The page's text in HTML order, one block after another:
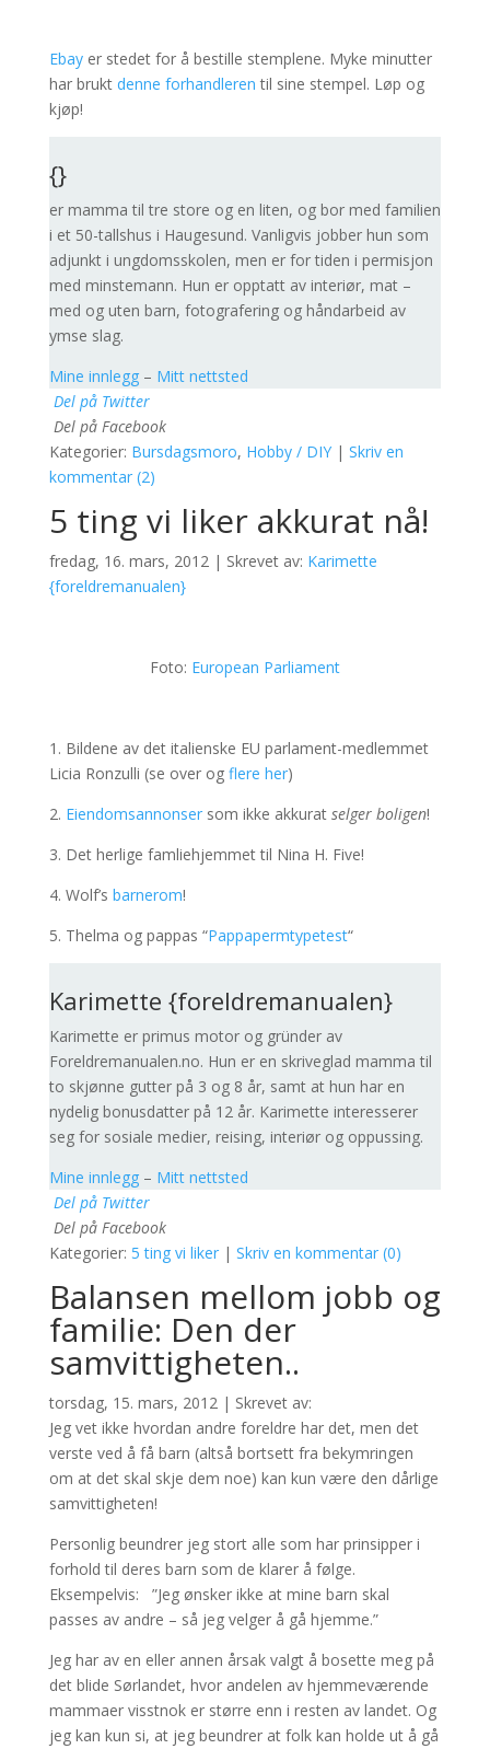
Ebayer stedet for å bestille stemplene. Myke minutter
har brukt denne forhandleren til sine stempel. Løp og
kjøp!
{}
er mamma til tre store og en liten, og bor med familien
i et 50-tallshus i Haugesund. Vanligvis jobber hun som
adjunkt i ungdomsskolen, men er for tiden i permisjon
med minstemann. Hun er opptatt av interiør, mat –
med og uten barn, fotografering og håndarbeid av
ymse slag.
Mine innlegg– Mitt nettsted
Del på Twitter
Del på Facebook
Kategorier: Bursdagsmoro, Hobby / DIY| Skriv en
kommentar (2)
5 ting vi liker akkurat nå!
fredag, 16. mars, 2012 | Skrevet av: Karimette
{foreldremanualen}
Foto: European Parliament
1. Bildene av det italienske EU parlament-medlemmet
Licia Ronzulli (se over og flere her)
2. Eiendomsannonser som ikke akkurat selger boligen!
3. Det herlige famliehjemmet til Nina H. Five!
4. Wolf’s barnerom!
5. Thelma og pappas “Pappapermtypetest“
Karimette {foreldremanualen}
Karimette er primus motor og gründer av
Foreldremanualen.no. Hun er en skriveglad mamma til
to skjønne gutter på 3 og 8 år, samt at hun har en
nydelig bonusdatter på 12 år. Karimette interesserer
seg for sosiale medier, reising, interiør og oppussing.
Mine innlegg– Mitt nettsted
Del på Twitter
Del på Facebook
Kategorier: 5 ting vi liker| Skriv en kommentar (0)
Balansen mellom jobb og
familie: Den der
samvittigheten..
torsdag, 15. mars, 2012 | Skrevet av:
Jeg vet ikke hvordan andre foreldre har det, men det
verste ved å få barn (altså bortsett fra bekymringen
om at det skal skje dem noe) kan kun være den dårlige
samvittigheten!
Personlig beundrer jeg stort alle som har prinsipper i
forhold til deres barn som de klarer å følge.
Eksempelvis: ”Jeg ønsker ikke at mine barn skal
passes av andre – så jeg velger å gå hjemme.”
Jeg har av en eller annen årsak valgt å bosette meg på
det blide Sørlandet, hvor andelen av hjemmeværende
mammaer visstnok er større enn i resten av landet. Og
jeg kan kun si, at jeg beundrer at folk kan holde ut å gå